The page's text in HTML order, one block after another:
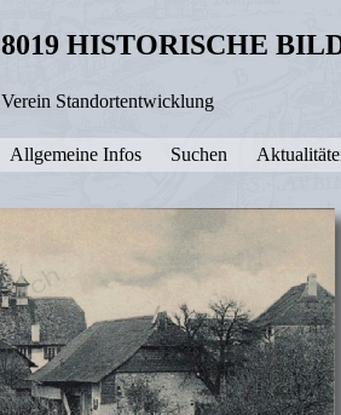
8019 HISTORISCHE
Verein Standortentwicklung
Allgemeine Infos Suchen